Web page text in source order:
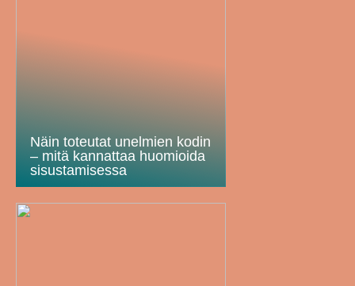
Näin toteutat unelmien kodin
– mitä kannattaa huomioida
sisustamisessa